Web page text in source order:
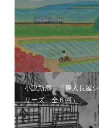
小説新潮 「善人長屋シ
リーズ 全６回」